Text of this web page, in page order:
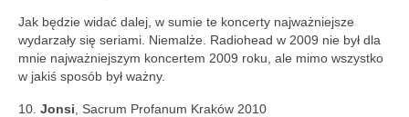
Jak będzie widać dalej, w sumie te koncerty najważniejsze
wydarzały się seriami. Niemalże. Radiohead w 2009 nie był dla
mnie najważniejszym koncertem 2009 roku, ale mimo wszystko
w jakiś sposób był ważny.
10. Jonsi , Sacrum Profanum Kraków 2010